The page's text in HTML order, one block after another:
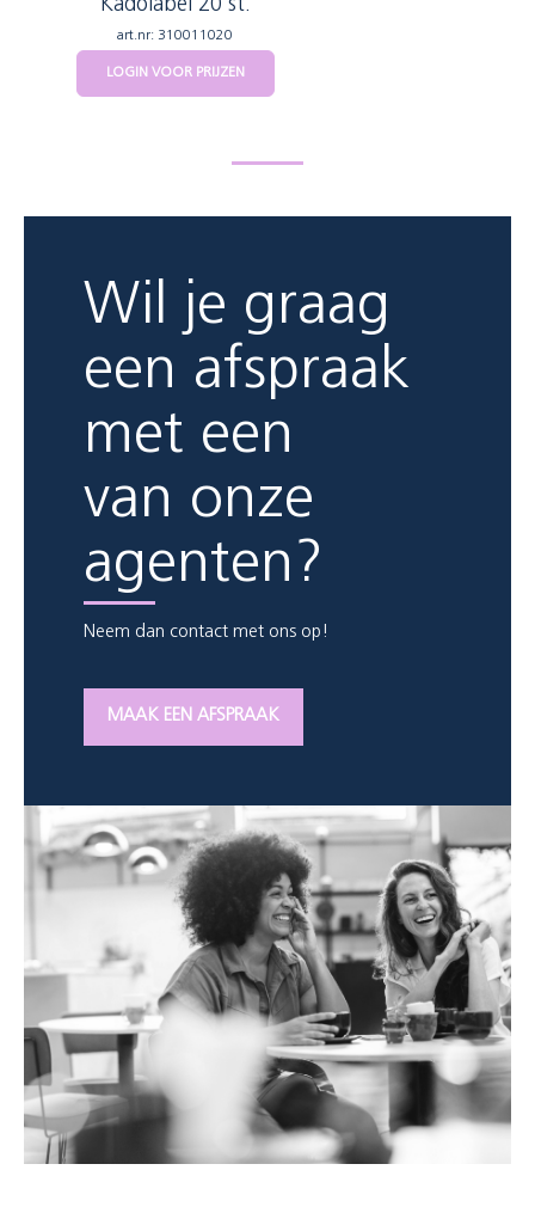
Kadolabel 20 st.
art.nr: 310011020
LOGIN VOOR PRIJZEN
Wil je graag
een afspraak
met een
van onze
agenten?
Neem dan contact met ons op!
MAAK EEN AFSPRAAK